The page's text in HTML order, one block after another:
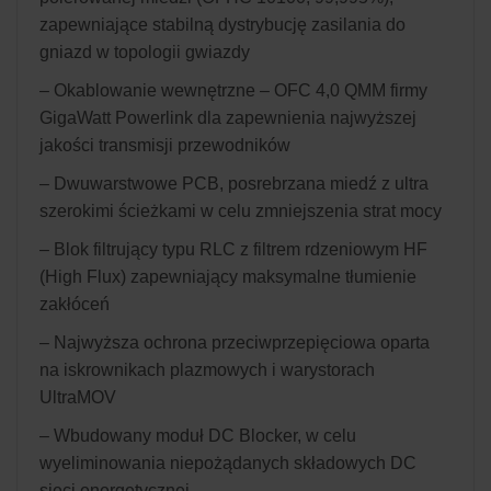
zapewniające stabilną dystrybucję zasilania do
gniazd w topologii gwiazdy
– Okablowanie wewnętrzne – OFC 4,0 QMM firmy
GigaWatt Powerlink dla zapewnienia najwyższej
jakości transmisji przewodników
– Dwuwarstwowe PCB, posrebrzana miedź z ultra
szerokimi ścieżkami w celu zmniejszenia strat mocy
– Blok filtrujący typu RLC z filtrem rdzeniowym HF
(High Flux) zapewniający maksymalne tłumienie
zakłóceń
– Najwyższa ochrona przeciwprzepięciowa oparta
na iskrownikach plazmowych i warystorach
UltraMOV
– Wbudowany moduł DC Blocker, w celu
wyeliminowania niepożądanych składowych DC